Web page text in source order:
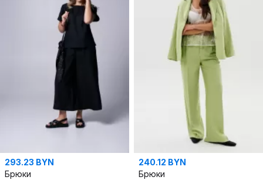
293.23 BYN
Брюки
240.12 BYN
Брюки